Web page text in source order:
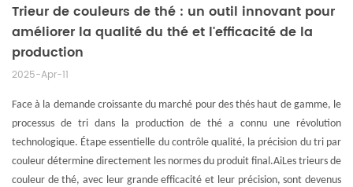
Trieur de couleurs de thé : un outil innovant pour
améliorer la qualité du thé et l'efficacité de la
production
2025-Apr-11
Face à la demande croissante du marché pour des thés haut de gamme, le
processus de tri dans la production de thé a connu une révolution
technologique. Étape essentielle du contrôle qualité, la précision du tri par
couleur détermine directement les normes du produit final.AiLes trieurs de
couleur de thé, avec leur grande efficacité et leur précision, sont devenus